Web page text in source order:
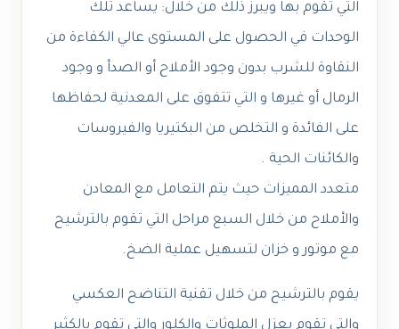
التي تقوم بها ويبرز ذلك من خلال: يساعد تلك
الوحدات في الحصول على المستوى عالي الكفاءة من
النقاوة للشرب بدون وجود الأملاح أو الصدأ و وجود
الرمال أو غيرها و التي تتفوق على المعدنية لحفاظها
على الفائدة و التخلص من البكتيريا والفيروسات
والكائنات الحية .
متعدد المميزات حيث يتم التعامل مع المعادن
والأملاح من خلال السبع مراحل التي تقوم بالترشيح
مع موتور و خزان لتسهيل عملية الضخ.
يقوم بالترشيح من خلال تقنية التناضح العكسي